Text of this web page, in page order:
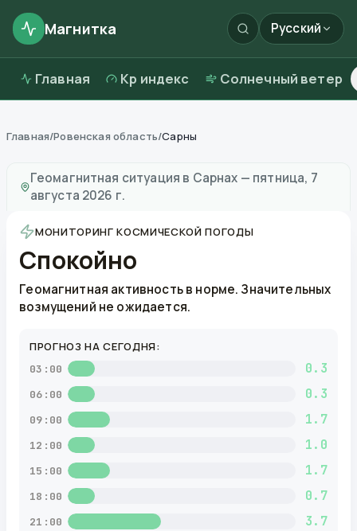
Магнитка Русский
Главная Kp индекс Солнечный ветер
Главная/Ровенская область/Сарны
Геомагнитная ситуация в Сарнах — пятница, 7
августа 2026 г.
МОНИТОРИНГ КОСМИЧЕСКОЙ ПОГОДЫ
Спокойно
Геомагнитная активность в норме. Значительных
возмущений не ожидается.
ПРОГНОЗ НА СЕГОДНЯ:
03:00 0.3
06:00 0.3
09:00 1.7
12:00 1.0
15:00 1.7
18:00 0.7
21:00 3.7